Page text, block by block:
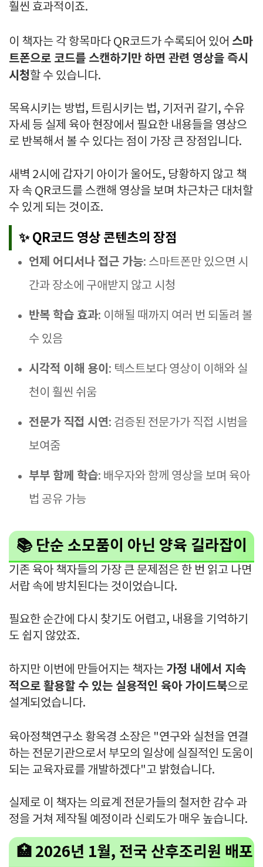
훨씬 효과적이죠.
이 책자는 각 항목마다 QR코드가 수록되어 있어 스마
트폰으로 코드를 스캔하기만 하면 관련 영상을 즉시
시청할 수 있습니다.
목욕시키는 방법, 트림시키는 법, 기저귀 갈기, 수유
자세 등 실제 육아 현장에서 필요한 내용들을 영상으
로 반복해서 볼 수 있다는 점이 가장 큰 장점입니다.
새벽 2시에 갑자기 아이가 울어도, 당황하지 않고 책
자 속 QR코드를 스캔해 영상을 보며 차근차근 대처할
수 있게 되는 것이죠.
✨ QR코드 영상 콘텐츠의 장점
언제 어디서나 접근 가능: 스마트폰만 있으면 시
간과 장소에 구애받지 않고 시청
반복 학습 효과: 이해될 때까지 여러 번 되돌려 볼
수 있음
시각적 이해 용이 : 텍스트보다 영상이 이해와 실
천이 훨씬 쉬움
전문가 직접 시연: 검증된 전문가가 직접 시범을
보여줌
부부 함께 학습: 배우자와 함께 영상을 보며 육아
법 공유 가능
📚 단순 소모품이 아닌 양육 길라잡이
기존 육아 책자들의 가장 큰 문제점은 한 번 읽고 나면
서랍 속에 방치된다는 것이었습니다.
필요한 순간에 다시 찾기도 어렵고, 내용을 기억하기
도 쉽지 않았죠.
하지만 이번에 만들어지는 책자는 가정 내에서 지속
적으로 활용할 수 있는 실용적인 육아 가이드북으로
설계되었습니다.
육아정책연구소 황옥경 소장은 "연구와 실천을 연결
하는 전문기관으로서 부모의 일상에 실질적인 도움이
되는 교육자료를 개발하겠다"고 밝혔습니다.
실제로 이 책자는 의료계 전문가들의 철저한 감수 과
정을 거쳐 제작될 예정이라 신뢰도가 매우 높습니다.
🏥 2026년 1월, 전국 산후조리원 배포